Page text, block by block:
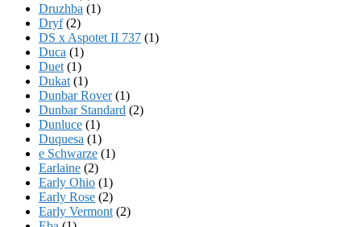
Druzhba (1)
Dryf(2)
DS x Aspotet II 737 (1)
Duca (1)
Duet (1)
Dukat (1)
Dunbar Rover(1)
Dunbar Standard (2)
Dunluce (1)
Duquesa (1)
e Schwarze (1)
Earlaine (2)
Early Ohio (1)
Early Rose (2)
Early Vermont (2)